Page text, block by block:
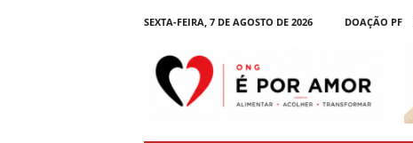
SEXTA-FEIRA, 7 DE AGOSTO DE 2026 DOAÇÃO PF